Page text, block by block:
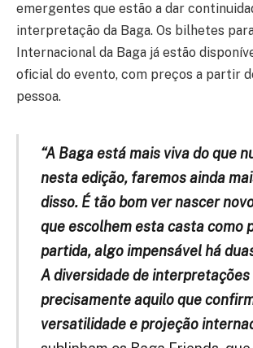
emergentes que estão a dar
interpretação da Baga. Os bilhetes
Internacional da Baga já estão
oficial do evento, com preços a partir
pessoa.
“A Baga está mais viva do que
nesta edição, faremos ainda
disso. É tão bom ver nascer
que escolhem esta casta como
partida, algo impensável há
A diversidade de interpretações
precisamente aquilo que
versatilidade e projeção